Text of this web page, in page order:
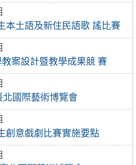
本土語及新住民語歌 謠比賽
案設計暨教學成果競 賽
北國際藝術博覽會
創意戲劇比賽實施要點